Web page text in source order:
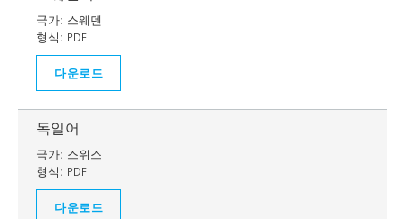
국가: 스웨덴
형식: PDF
다운로드
독일어
국가: 스위스
형식: PDF
다운로드